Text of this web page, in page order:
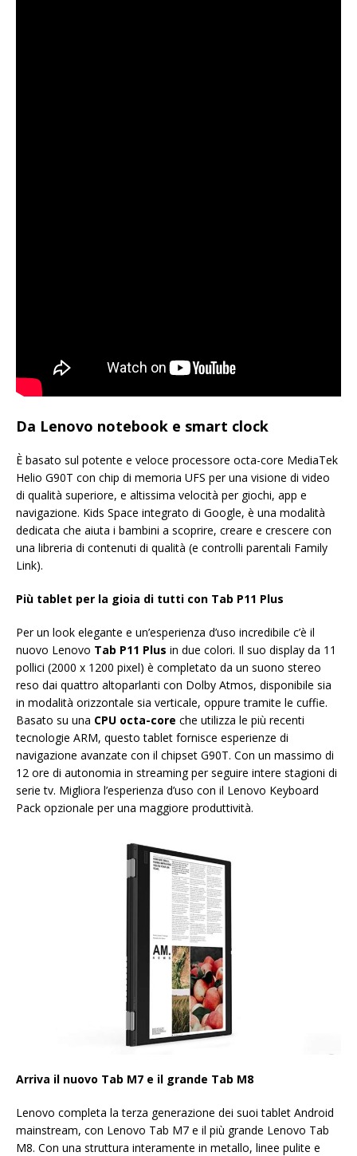
Da Lenovo notebook e smart clock
È basato sul potente e veloce processore octa-core MediaTek
Helio G90T con chip di memoria UFS per una visione di video
di qualità superiore, e altissima velocità per giochi, app e
navigazione. Kids Space integrato di Google, è una modalità
dedicata che aiuta i bambini a scoprire, creare e crescere con
una libreria di contenuti di qualità (e controlli parentali Family
Link).
Più tablet per la gioia di tutti con Tab P11 Plus
Per un look elegante e un’esperienza d’uso incredibile c’è il
nuovo Lenovo Tab P11 Plus in due colori. Il suo display da 11
pollici (2000 x 1200 pixel) è completato da un suono stereo
reso dai quattro altoparlanti con Dolby Atmos, disponibile sia
in modalità orizzontale sia verticale, oppure tramite le cuffie.
Basato su una CPU octa-core che utilizza le più recenti
tecnologie ARM, questo tablet fornisce esperienze di
navigazione avanzate con il chipset G90T. Con un massimo di
12 ore di autonomia in streaming per seguire intere stagioni di
serie tv. Migliora l’esperienza d’uso con il Lenovo Keyboard
Pack opzionale per una maggiore produttività.
Arriva il nuovo Tab M7 e il grande Tab M8
Lenovo completa la terza generazione dei suoi tablet Android
mainstream, con Lenovo Tab M7 e il più grande Lenovo Tab
M8. Con una struttura interamente in metallo, linee pulite e